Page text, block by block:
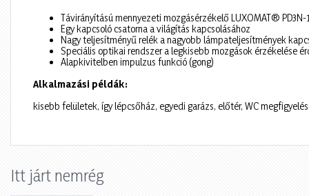
Távirányítású mennyezeti mozgásérzékelő LUXOMAT®
Egy kapcsoló csatorna a világítás kapcsolásához
Nagy teljesítményű relék a nagyobb lámpateljesítmények
Speciális optikai rendszer a legkisebb mozgások érzékelése
Alapkivitelben impulzus funkció (gong)
Alkalmazási példák:
kisebb felületek, így lépcsőház, egyedi garázs, előtér, WC
Itt járt nemrég